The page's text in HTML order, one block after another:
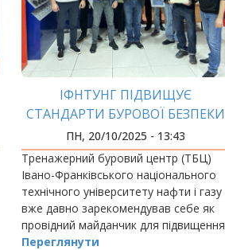
ІФНТУНГ ПІДВИЩУЄ
СТАНДАРТИ БУРОВОЇ БЕЗПЕКИ
ПН, 20/10/2025 - 13:43
Тренажерний буровий центр (ТБЦ)
Івано-Франківського національного
технічного університету нафти і газу
вже давно зарекомендував себе як
провідний майданчик для підвищення
кваліфікації та сертифікації фахівців
Переглянути